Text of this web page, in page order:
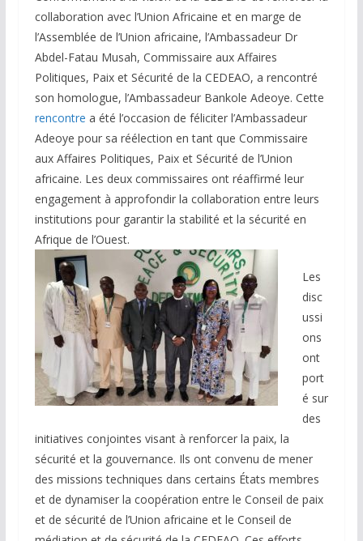
collaboration avec l’Union Africaine et en marge de
l’Assemblée de l’Union africaine, l’Ambassadeur Dr
Abdel-Fatau Musah, Commissaire aux Affaires
Politiques, Paix et Sécurité de la CEDEAO, a rencontré
son homologue, l’Ambassadeur Bankole Adeoye. Cette
rencontre a été l’occasion de féliciter l’Ambassadeur
Adeoye pour sa réélection en tant que Commissaire
aux Affaires Politiques, Paix et Sécurité de l’Union
africaine. Les deux commissaires ont réaffirmé leur
engagement à approfondir la collaboration entre leurs
institutions pour garantir la stabilité et la sécurité en
Afrique de l’Ouest.
Les
disc
ussi
ons
ont
port
é sur
des
initiatives conjointes visant à renforcer la paix, la
sécurité et la gouvernance. Ils ont convenu de mener
des missions techniques dans certains États membres
et de dynamiser la coopération entre le Conseil de paix
et de sécurité de l’Union africaine et le Conseil de